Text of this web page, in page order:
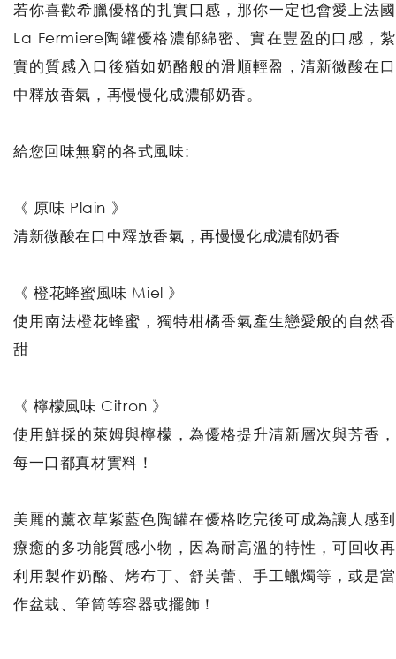
若你喜歡希臘優格的扎實口感，那你一定也會愛上法國
La Fermiere陶罐優格濃郁綿密、實在豐盈的口感，紮
實的質感入口後猶如奶酪般的滑順輕盈，清新微酸在口
中釋放香氣，再慢慢化成濃郁奶香。
給您回味無窮的各式風味:
《 原味 Plain 》
清新微酸在口中釋放香氣，再慢慢化成濃郁奶香
《 橙花蜂蜜風味 Miel 》
使用南法橙花蜂蜜，獨特柑橘香氣產生戀愛般的自然香
甜
《 檸檬風味 Citron 》
使用鮮採的萊姆與檸檬，為優格提升清新層次與芳香，
每一口都真材實料！
美麗的薰衣草紫藍色陶罐在優格吃完後可成為讓人感到
療癒的多功能質感小物，因為耐高溫的特性，可回收再
利用製作奶酪、烤布丁、舒芙蕾、手工蠟燭等，或是當
作盆栽、筆筒等容器或擺飾！